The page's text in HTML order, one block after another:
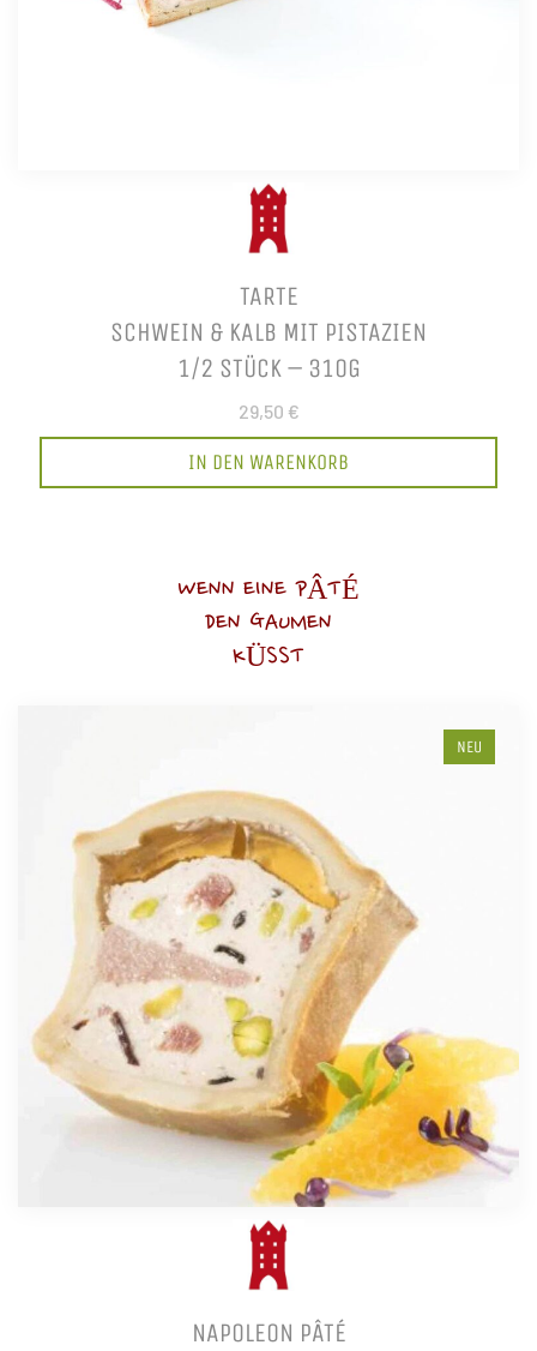
TARTE
SCHWEIN & KALB MIT PISTAZIEN
1/2 STÜCK – 310G
29,50 €
IN DEN WARENKORB
WENN EINE PÂTÉ
DEN GAUMEN
KÜSST
NEU
NAPOLEON PÂTÉ